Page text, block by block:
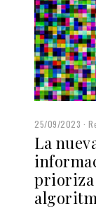
25/09/2023
La
prioriza